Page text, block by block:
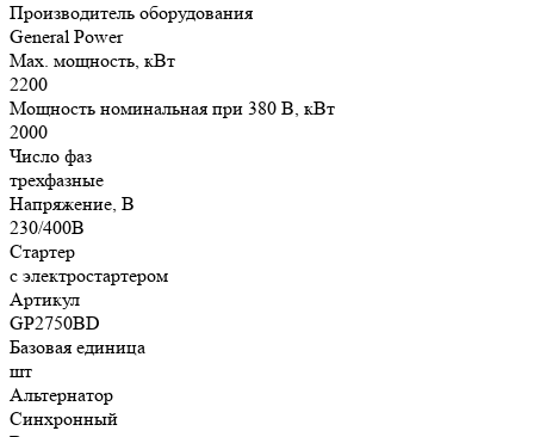
Производитель оборудования
General Power
Max. мощность, кВт
2200
Мощность номинальная при 380 В, кВт
2000
Число фаз
трехфазные
Напряжение, В
230/400В
Стартер
с электростартером
Артикул
GP2750BD
Базовая единица
шт
Альтернатор
Синхронный